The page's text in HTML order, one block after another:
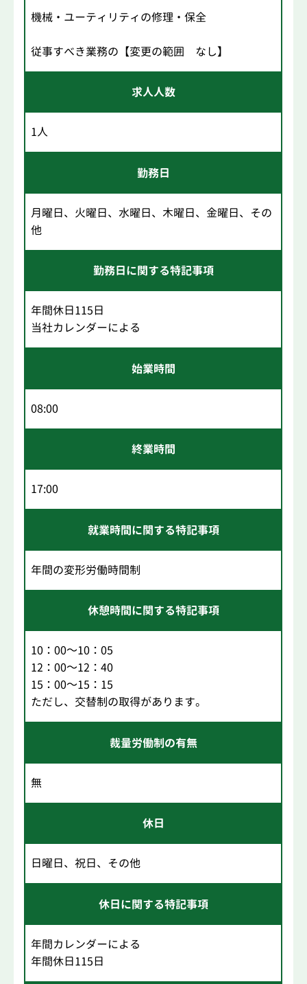
機械・ユーティリティの修理・保全
従事すべき業務の【変更の範囲 なし】
求人人数
1人
勤務日
月曜日、火曜日、水曜日、木曜日、金曜日、その
他
勤務日に関する特記事項
年間休日115日
当社カレンダーによる
始業時間
08:00
終業時間
17:00
就業時間に関する特記事項
年間の変形労働時間制
休憩時間に関する特記事項
10：00～10：05
12：00～12：40
15：00～15：15
ただし、交替制の取得があります。
裁量労働制の有無
無
休日
日曜日、祝日、その他
休日に関する特記事項
年間カレンダーによる
年間休日115日